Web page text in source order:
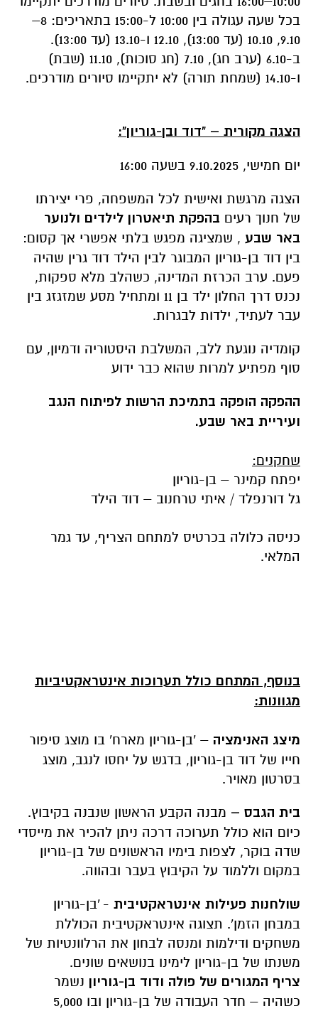
בכל שעה עגולה בין 10:00 ל-15:00 בתאריכים: 8–
9.10, 10.10 (עד 13:00), 12.10 ו-13.10 (עד 13:00).
ב-6.10 (ערב חג), 7.10 (חג סוכות), 11.10 (שבת)
ו-14.10 (שמחת תורה) לא יתקיימו סיורים מודרכים.
הצגה מקורית – "דוד ובן-גוריון"
:
יום חמישי, 9.10.2025 בשעה 16:00
הצגה מרגשת ואישית לכל המשפחה, פרי יצירתו
של חנוך רעים בהפקת תיאטרון לילדים ולנוער
באר שבע , שמציגה מפגש בלתי אפשרי אך קסום:
בין דוד בן-גוריון המבוגר לבין הילד דוד גרין שהיה
פעם. ערב הכרזת המדינה, כשהלב מלא ספקות,
נכנס דרך החלון ילד בן 11 ומתחיל מסע שמזגזג בין
עבר לעתיד, ילדות לבגרות.
קומדיה נוגעת ללב, המשלבת היסטוריה ודמיון, עם
סוף מפתיע למרות שהוא כבר ידוע
ההפקה הופקה בתמיכת הרשות לפיתוח הנגב
ועיריית באר שבע.
שחקנים:
יפתח קמינר – בן-גוריון
גל דורנפלד / איתי טרחנוב – דוד הילד
כניסה כלולה בכרטיס למתחם הצריף, עד גמר
המלאי.
בנוסף, המתחם כולל תערוכות אינטראקטיביות
מגוונות:
מיצג האנימציה – 'בן-גוריון מארח' בו מוצג סיפור
חייו של דוד בן-גוריון, בדגש על יחסו לנגב, מוצג
בסרטון מאויר.
בית הגבס – מבנה הקבע הראשון שנבנה בקיבוץ.
כיום הוא כולל תערוכה דרכה ניתן להכיר את מייסדי
שדה בוקר, לצפות בימיו הראשונים של בן-גוריון
במקום וללמוד על הקיבוץ בעבר ובהווה.
שולחנות פעילות אינטראקטיבית - 'בן-גוריון
במבחן הזמן'. תצוגה אינטראקטיבית הכוללת
משחקים ודילמות ומנסה לבחון את הרלוונטיות של
משנתו של בן-גוריון לימינו בנושאים שונים.
צריף המגורים של פולה ודוד בן-גוריון נשמר
כשהיה – חדר העבודה של בן-גוריון ובו 5,000